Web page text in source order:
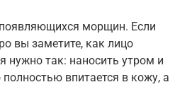
появляющихся морщин. Если
вы заметите, как лицо
нужно так: наносить утром и
впитается в кожу, а